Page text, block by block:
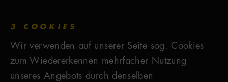
3 COOKIES
Wir verwenden auf unserer Seite sog. Cookies
zum Wiedererkennen mehrfacher Nutzung
unseres Angebots durch denselben